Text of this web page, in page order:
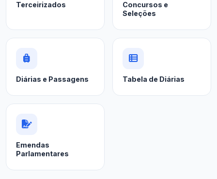
Terceirizados
Concursos e
Seleções
Diárias e Passagens Tabela de Diárias
Emendas
Parlamentares